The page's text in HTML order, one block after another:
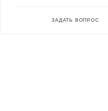
ЗАДАТЬ ВОПРОС